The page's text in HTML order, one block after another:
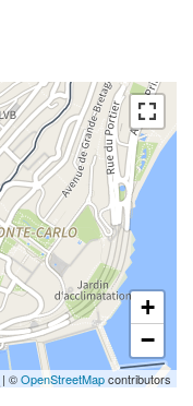
+
−
| ©OpenStreetMapcontributors